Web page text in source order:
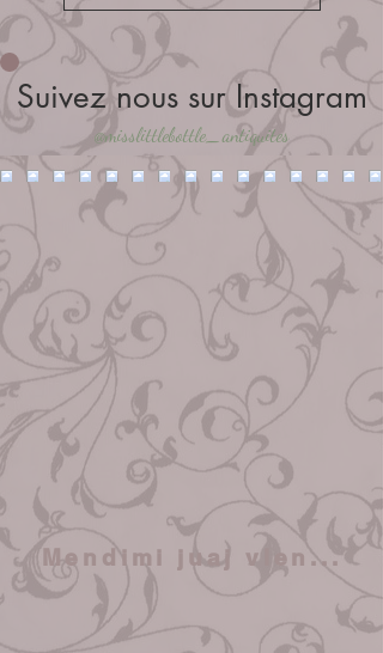
Suivez nous sur Instagram
@misslittlebottle_antiquites
Mendimi juaj vlen...